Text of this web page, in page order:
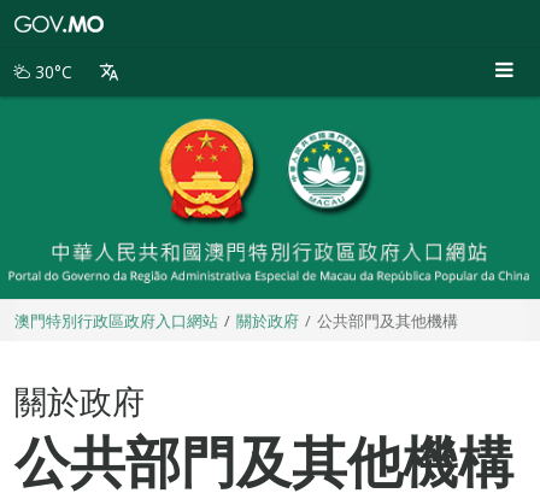
別
30°C
澳門特別行政區政府入口網站 關於政府 公共部門及其他機構
關於政府
公共部門及其他機構